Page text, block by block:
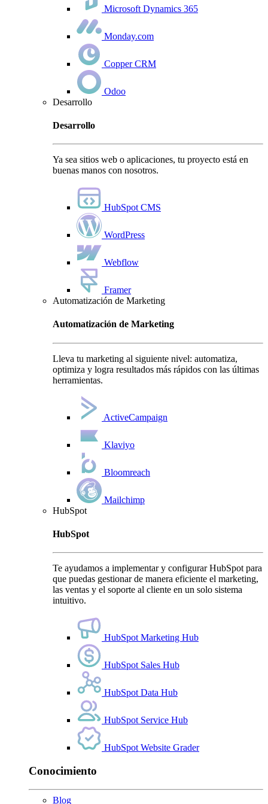
Microsoft Dynamics 365
Monday.com
Copper CRM
Odoo
Desarrollo
Desarrollo
Ya sea sitios web o aplicaciones, tu proyecto está en
buenas manos con nosotros.
HubSpot CMS
WordPress
Webflow
Framer
Automatización de Marketing
Automatización de Marketing
Lleva tu marketing al siguiente nivel: automatiza,
optimiza y logra resultados más rápidos con las últimas
herramientas.
ActiveCampaign
Klaviyo
Bloomreach
Mailchimp
HubSpot
HubSpot
Te ayudamos a implementar y configurar HubSpot para
que puedas gestionar de manera eficiente el marketing,
las ventas y el soporte al cliente en un solo sistema
intuitivo.
HubSpot Marketing Hub
HubSpot Sales Hub
HubSpot Data Hub
HubSpot Service Hub
HubSpot Website Grader
Conocimiento
Blog